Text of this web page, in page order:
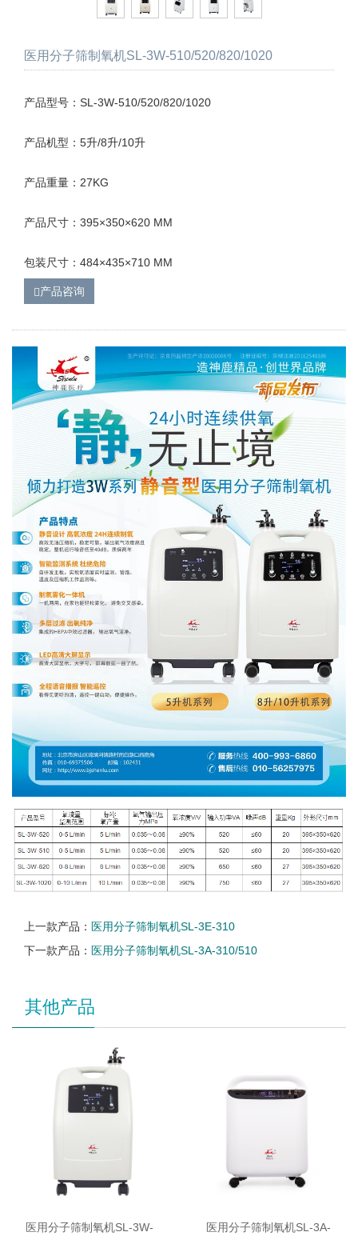
医用分子筛制氧机SL-3W-510/520/820/1020
产品型号：SL-3W-510/520/820/1020
产品机型：5升/8升/10升
产品重量：27KG
产品尺寸：395×350×620 MM
包装尺寸：484×435×710 MM
产品咨询
上一款产品： 医用分子筛制氧机SL-3E-310
下一款产品： 医用分子筛制氧机SL-3A-310/510
其他产品
医用分子筛制氧机SL-3W-
医用分子筛制氧机SL-3A-